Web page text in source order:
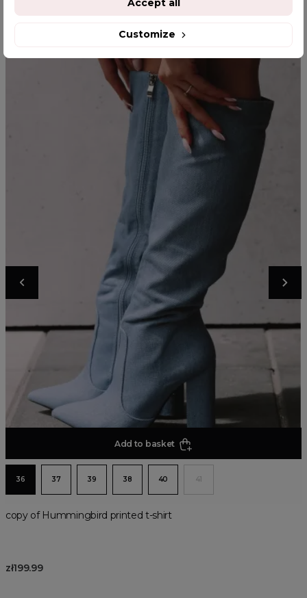
Add to basket
36 37 39 38 40 41
copy of Hummingbird printed t-shirt
zł199.99
Customize
Accept all